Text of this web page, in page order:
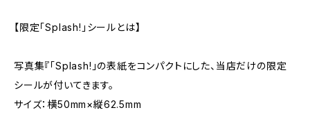
【限定「Splash!」シールとは】
写真集『「Splash!」の表紙をコンパクトにした、当店だけの限定
シールが付いてきます。
サイズ：横50mm×縦62.5mm